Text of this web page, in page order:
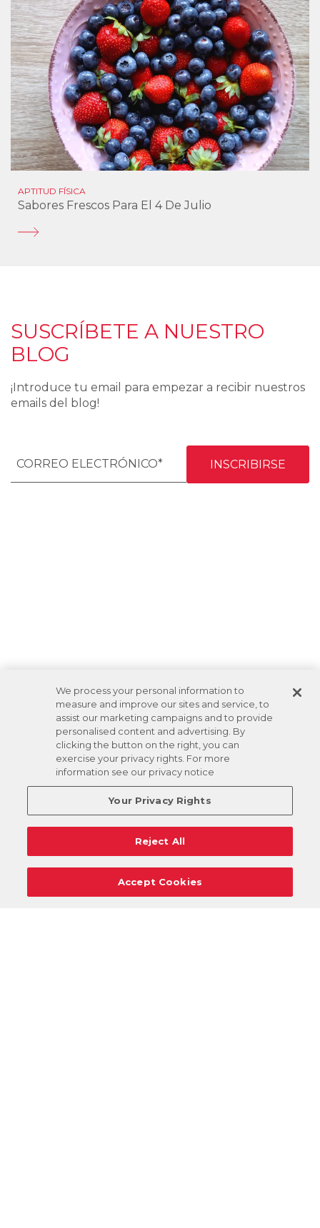
APTITUD FÍSICA
Sabores Frescos Para El 4 De Julio
SUSCRÍBETE A NUESTRO
BLOG
¡Introduce tu email para empezar a recibir nuestros
emails del blog!
We process your personal information to
measure and improve our sites and service, to
assist our marketing campaigns and to provide
personalised content and advertising. By
clicking the button on the right, you can
exercise your privacy rights. For more
information see our privacy notice
Your Privacy Rights
Reject All
Accept Cookies